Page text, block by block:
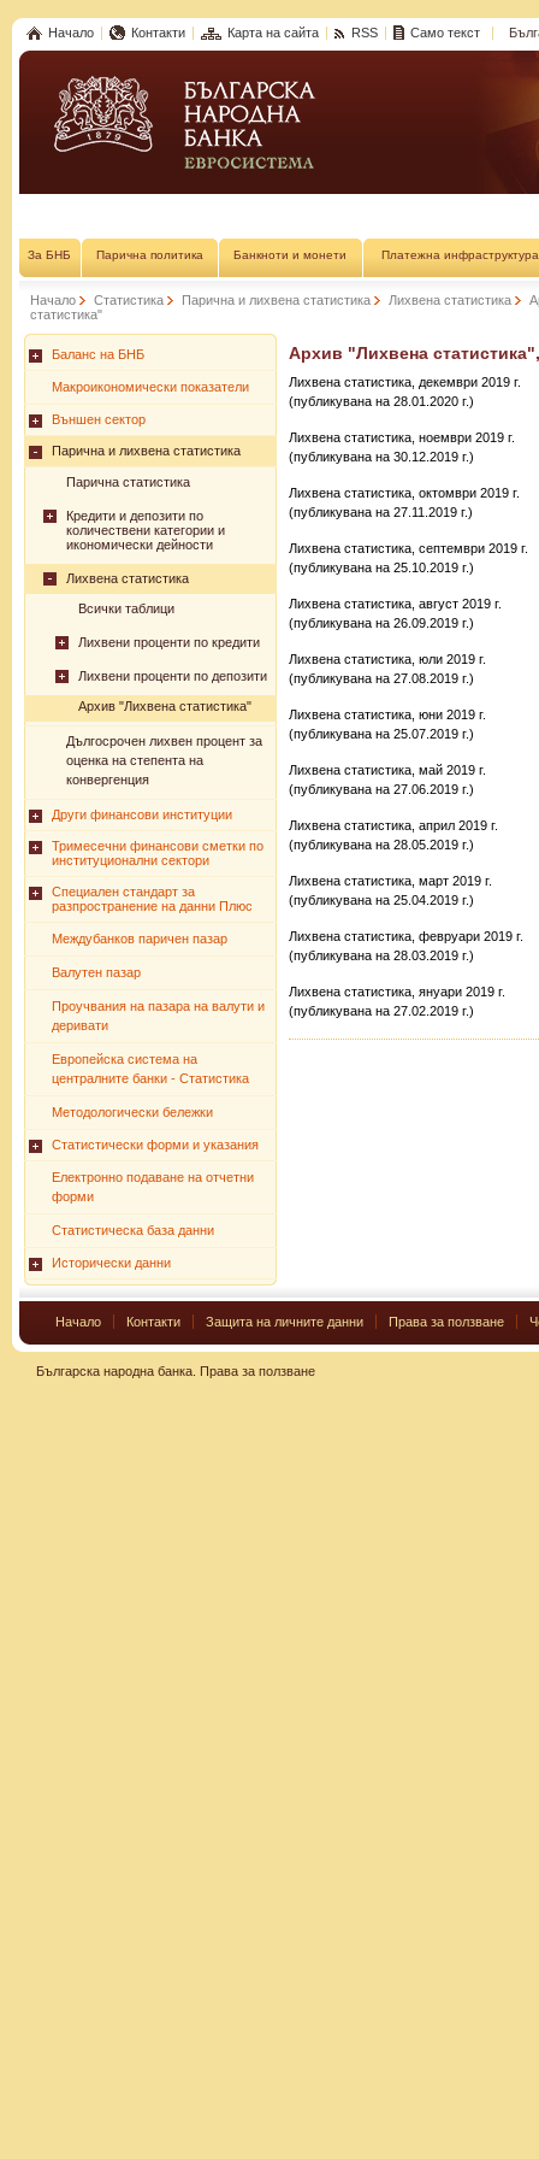
Начало Контакти Карта на сайта RSS Само текст
За БНБ Парична политика Банкноти и монети Платежна инфраструктура
Начало Статистика Парична и лихвена статистика Лихвена статистика
статистика"
Баланс на БНБ
Макроикономически показатели
Външен сектор
Парична и лихвена статистика
Парична статистика
Кредити и депозити по
количествени категории и
икономически дейности
Лихвена статистика
Всички таблици
Лихвени проценти по кредити
Лихвени проценти по депозити
Архив "Лихвена статистика"
Дългосрочен лихвен процент за
оценка на степента на
конвергенция
Други финансови институции
Тримесечни финансови сметки по
институционални сектори
Специален стандарт за
разпространение на данни Плюс
Междубанков паричен пазар
Валутен пазар
Проучвания на пазара на валути и
деривати
Европейска система на
централните банки - Статистика
Методологически бележки
Статистически форми и указания
Електронно подаване на отчетни
форми
Статистическа база данни
Исторически данни
Архив "Лихвена статистика",
Лихвена статистика, декември 2019 г.
(публикувана на 28.01.2020 г.)
Лихвена статистика, ноември 2019 г.
(публикувана на 30.12.2019 г.)
Лихвена статистика, октомври 2019 г.
(публикувана на 27.11.2019 г.)
Лихвена статистика, септември 2019 г.
(публикувана на 25.10.2019 г.)
Лихвена статистика, август 2019 г.
(публикувана на 26.09.2019 г.)
Лихвена статистика, юли 2019 г.
(публикувана на 27.08.2019 г.)
Лихвена статистика, юни 2019 г.
(публикувана на 25.07.2019 г.)
Лихвена статистика, май 2019 г.
(публикувана на 27.06.2019 г.)
Лихвена статистика, април 2019 г.
(публикувана на 28.05.2019 г.)
Лихвена статистика, март 2019 г.
(публикувана на 25.04.2019 г.)
Лихвена статистика, февруари 2019 г.
(публикувана на 28.03.2019 г.)
Лихвена статистика, януари 2019 г.
(публикувана на 27.02.2019 г.)
Начало Контакти Защита на личните данни Права за ползване
Българска народна банка. Права за ползване